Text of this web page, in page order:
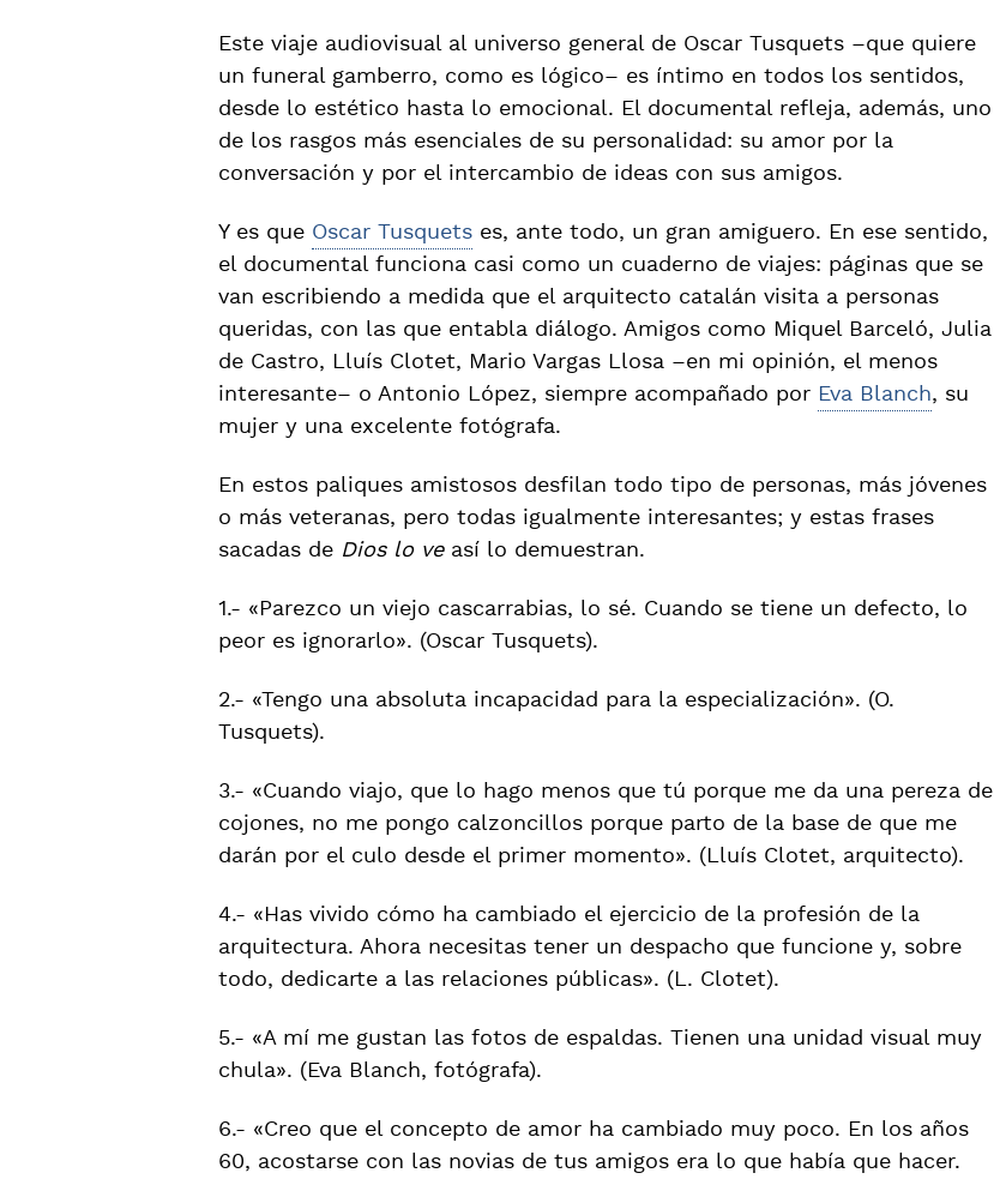
Este viaje audiovisual al universo general de Oscar Tusquets –que quiere
un funeral gamberro, como es lógico– es íntimo en todos los sentidos,
desde lo estético hasta lo emocional. El documental refleja, además, uno
de los rasgos más esenciales de su personalidad: su amor por la
conversación y por el intercambio de ideas con sus amigos.
Y es que Oscar Tusquets es, ante todo, un gran amiguero. En ese sentido,
el documental funciona casi como un cuaderno de viajes: páginas que se
van escribiendo a medida que el arquitecto catalán visita a personas
queridas, con las que entabla diálogo. Amigos como Miquel Barceló, Julia
de Castro, Lluís Clotet, Mario Vargas Llosa –en mi opinión, el menos
interesante– o Antonio López, siempre acompañado por Eva Blanch, su
mujer y una excelente fotógrafa.
En estos paliques amistosos desfilan todo tipo de personas, más jóvenes
o más veteranas, pero todas igualmente interesantes; y estas frases
sacadas de Dios lo veasí lo demuestran.
1.- «Parezco un viejo cascarrabias, lo sé. Cuando se tiene un defecto, lo
peor es ignorarlo». (Oscar Tusquets).
2.- «Tengo una absoluta incapacidad para la especialización». (O.
Tusquets).
3.- «Cuando viajo, que lo hago menos que tú porque me da una pereza de
cojones, no me pongo calzoncillos porque parto de la base de que me
darán por el culo desde el primer momento». (Lluís Clotet, arquitecto).
4.- «Has vivido cómo ha cambiado el ejercicio de la profesión de la
arquitectura. Ahora necesitas tener un despacho que funcione y, sobre
todo, dedicarte a las relaciones públicas». (L. Clotet).
5.- «A mí me gustan las fotos de espaldas. Tienen una unidad visual muy
chula». (Eva Blanch, fotógrafa).
6.- «Creo que el concepto de amor ha cambiado muy poco. En los años
60, acostarse con las novias de tus amigos era lo que había que hacer.